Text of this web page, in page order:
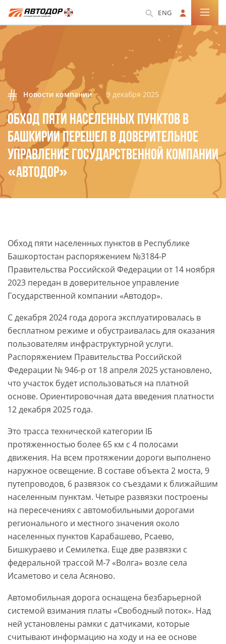
ENG
Новости компании 9 декабря 2025
ОБХОД ПЯТИ НАСЕЛЕННЫХ ПУНКТОВ В
БАШКИРИИ ПЕРЕШЕЛ В ДОВЕРИТЕЛЬНОЕ
УПРАВЛЕНИЕ ГОСУДАРСТВЕННОЙ КОМПАНИИ
«АВТОДОР»
Обход пяти населенных пунктов в Республике
Башкортостан распоряжением №3184-Р
Правительства Российской Федерации от 14 ноября
2023 передан в доверительное управление
Государственной компании «Автодор».
С декабря 2024 года дорога эксплуатировалась в
бесплатном режиме и обустраивалась для оказания
пользователям инфраструктурной услуги.
Распоряжением Правительства Российской
Федерации № 946-р от 18 апреля 2025 установлено,
что участок будет использоваться на платной
основе. Ориентировочная дата введения платности
12 декабря 2025 года.
Это трасса технической категории IБ
протяженностью более 65 км с 4 полосами
движения. На всем протяжении дороги выполнено
наружное освещение. В составе объекта 2 моста, 9
путепроводов, 6 развязок со съездами к ближайшим
населенным пунктам. Четыре развязки построены
на пересечениях с автомобильными дорогами
регионального и местного значения около
населенных пунктов Карабашево, Рсаево,
Бишкураево и Семилетка. Еще две развязки с
федеральной трассой М-7 «Волга» возле села
Исаметово и села Асяново.
Автомобильная дорога оснащена безбарьерной
системой взимания платы «Свободный поток». Над
ней установлены рамки с датчиками, которые
считывают информацию на ходу и на ее основе